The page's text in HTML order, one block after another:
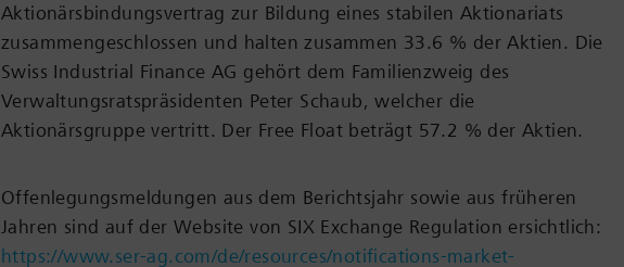
Aktionärsbindungsvertrag zur Bildung eines stabilen Aktionariats
zusammengeschlossen und halten zusammen 33.6 % der Aktien. Die
Swiss Industrial Finance AG gehört dem Familienzweig des
Verwaltungsratspräsidenten Peter Schaub, welcher die
Aktionärsgruppe vertritt. Der Free Float beträgt 57.2 % der Aktien.
Offenlegungsmeldungen aus dem Berichtsjahr sowie aus früheren
Jahren sind auf der Website von SIX Exchange Regulation ersichtlich:
https://www.ser-ag.com/de/resources/notifications-market-